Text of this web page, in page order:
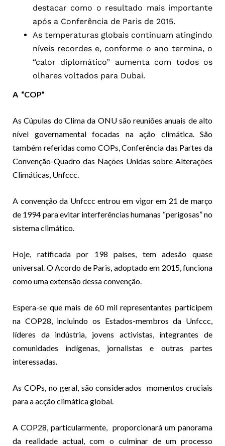
destacar como o resultado mais importante
após a Conferência de Paris de 2015.
As temperaturas globais continuam atingindo
níveis recordes e, conforme o ano termina, o
“calor diplomático” aumenta com todos os
olhares voltados para Dubai.
A “COP”
As Cúpulas do Clima da ONU são reuniões anuais de alto
nível governamental focadas na ação climática. São
também referidas como COPs, Conferência das Partes da
Convenção-Quadro das Nações Unidas sobre Alterações
Climáticas, Unfccc.
A convenção da Unfccc entrou em vigor em 21 de março
de 1994 para evitar interferências humanas “perigosas” no
sistema climático.
Hoje, ratificada por 198 países, tem adesão quase
universal. O Acordo de Paris, adoptado em 2015, funciona
como uma extensão dessa convenção.
Espera-se que mais de 60 mil representantes participem
na COP28, incluindo os Estados-membros da Unfccc,
líderes da indústria, jovens activistas, integrantes de
comunidades indígenas, jornalistas e outras partes
interessadas.
As COPs, no geral, são considerados momentos cruciais
para a acção climática global.
A COP28, particularmente, proporcionará um panorama
da realidade actual, com o culminar de um processo